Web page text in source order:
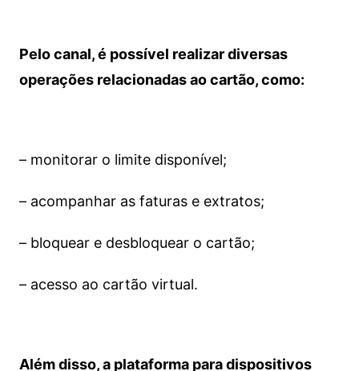
Pelo canal, é possível realizar diversas
operações relacionadas ao cartão, como:
– monitorar o limite disponível;
– acompanhar as faturas e extratos;
– bloquear e desbloquear o cartão;
– acesso ao cartão virtual.
Além disso, a plataforma para dispositivos